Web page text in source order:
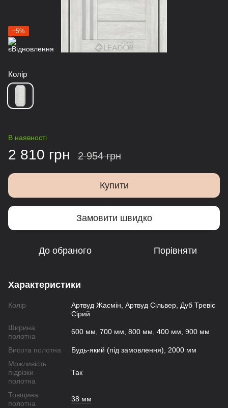
−5%
Колір
В наявності
2 810 грн 2 954 грн
Купити
Замовити швидко
До обраного Порівняти
Характеристики
Колір
Артвуд Жасмін, Артвуд Сільвер, Дуб Тревіс
Сірий
Ширина
полотна
600 мм, 700 мм, 800 мм, 400 мм, 900 мм
Висота полотна
Будь-який (під замовлення), 2000 мм
Можливість
підрізки
полотна
Так
Товщина
полотна
38 мм